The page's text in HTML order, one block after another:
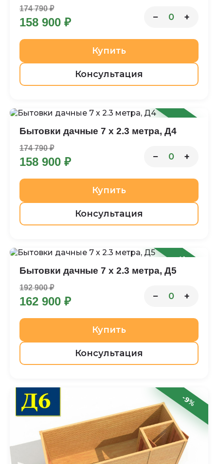
174 790 ₽
158 900 ₽ − 0 +
Купить
Консультация
-9%
Бытовки дачные 7 х 2.3 метра, Д4
174 790 ₽
158 900 ₽ − 0 +
Купить
Консультация
-16%
Бытовки дачные 7 х 2.3 метра, Д5
192 900 ₽
162 900 ₽ − 0 +
Купить
Консультация
-9%